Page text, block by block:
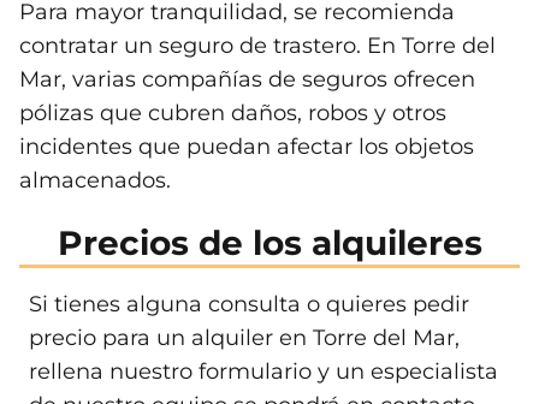
Para mayor tranquilidad, se recomienda
contratar un seguro de trastero. En Torre del
Mar, varias compañías de seguros ofrecen
pólizas que cubren daños, robos y otros
incidentes que puedan afectar los objetos
almacenados.
Precios de los alquileres
Si tienes alguna consulta o quieres pedir
precio para un alquiler en Torre del Mar,
rellena nuestro formulario y un especialista